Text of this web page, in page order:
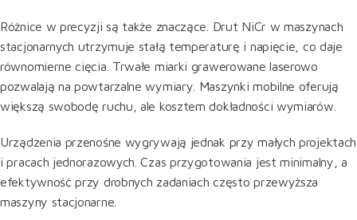
Różnice w precyzji są także znaczące. Drut NiCr w maszynach
stacjonarnych utrzymuje stałą temperaturę i napięcie, co daje
równomierne cięcia. Trwałe miarki grawerowane laserowo
pozwalają na powtarzalne wymiary. Maszynki mobilne oferują
większą swobodę ruchu, ale kosztem dokładności wymiarów.
Urządzenia przenośne wygrywają jednak przy małych projektach
i pracach jednorazowych. Czas przygotowania jest minimalny, a
efektywność przy drobnych zadaniach często przewyższa
maszyny stacjonarne.